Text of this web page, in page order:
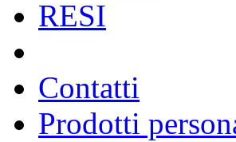
RESI
Contatti
Prodotti